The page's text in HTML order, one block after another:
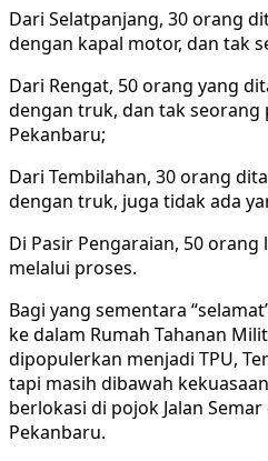
Dari Selatpanjang, 30 orang
dengan kapal motor, dan tak
Dari Rengat, 50 orang yang
dengan truk, dan tak seorang
Pekanbaru;
Dari Tembilahan, 30 orang
dengan truk, juga tidak ada
Di Pasir Pengaraian, 50
melalui proses.
Bagi yang sementara
ke dalam Rumah Tahanan
dipopulerkan menjadi TPU,
tapi masih dibawah
berlokasi di pojok Jalan
Pekanbaru.